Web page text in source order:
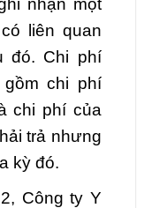
nhận một
liên quan
đó. Chi phí
chi phí
chi phí của
trả nhưng
kỳ đó.
Công ty Y